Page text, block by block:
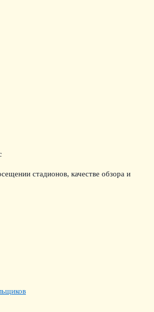
стадионов, качестве обзора и